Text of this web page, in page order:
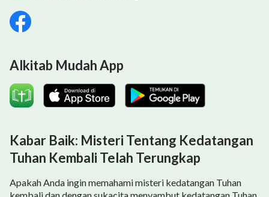
Alkitab Mudah App
Kabar Baik: Misteri Tentang Kedatangan
Tuhan Kembali Telah Terungkap
Apakah Anda ingin memahami misteri kedatangan Tuhan
kembali dan dengan sukacita menyambut kedatangan Tuhan